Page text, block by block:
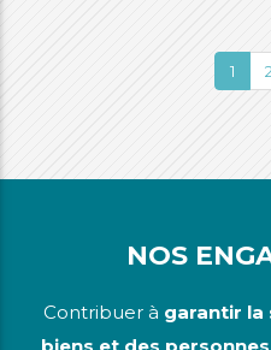
1 2
NOS
Contribuer à garantir la